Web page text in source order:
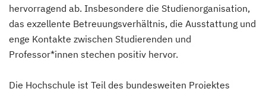
hervorragend ab. Insbesondere die Studienorganisation,
das exzellente Betreuungsverhältnis, die Ausstattung und
enge Kontakte zwischen Studierenden und
Professor*innen stechen positiv hervor.
Die Hochschule ist Teil des bundesweiten Projektes